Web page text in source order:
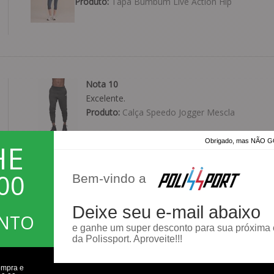
Obrigado, mas NÃO
e
Bem-vindo a
Deixe seu e-mail abaixo
e ganhe um super desconto para sua próxima
da Polissport. Aproveite!!!
Nota 10
Excelente.
Produto:Calça Speedo Jogger Mescla
Parabéns
Produto: Bermuda Puma Archive